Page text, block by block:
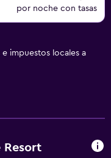
por noche con tasas
impuestos locales a
Resort